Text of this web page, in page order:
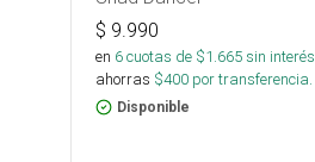
$ 9.990
en 6cuotas de $1.665sin interés
ahorras $400 por transferencia.
Disponible